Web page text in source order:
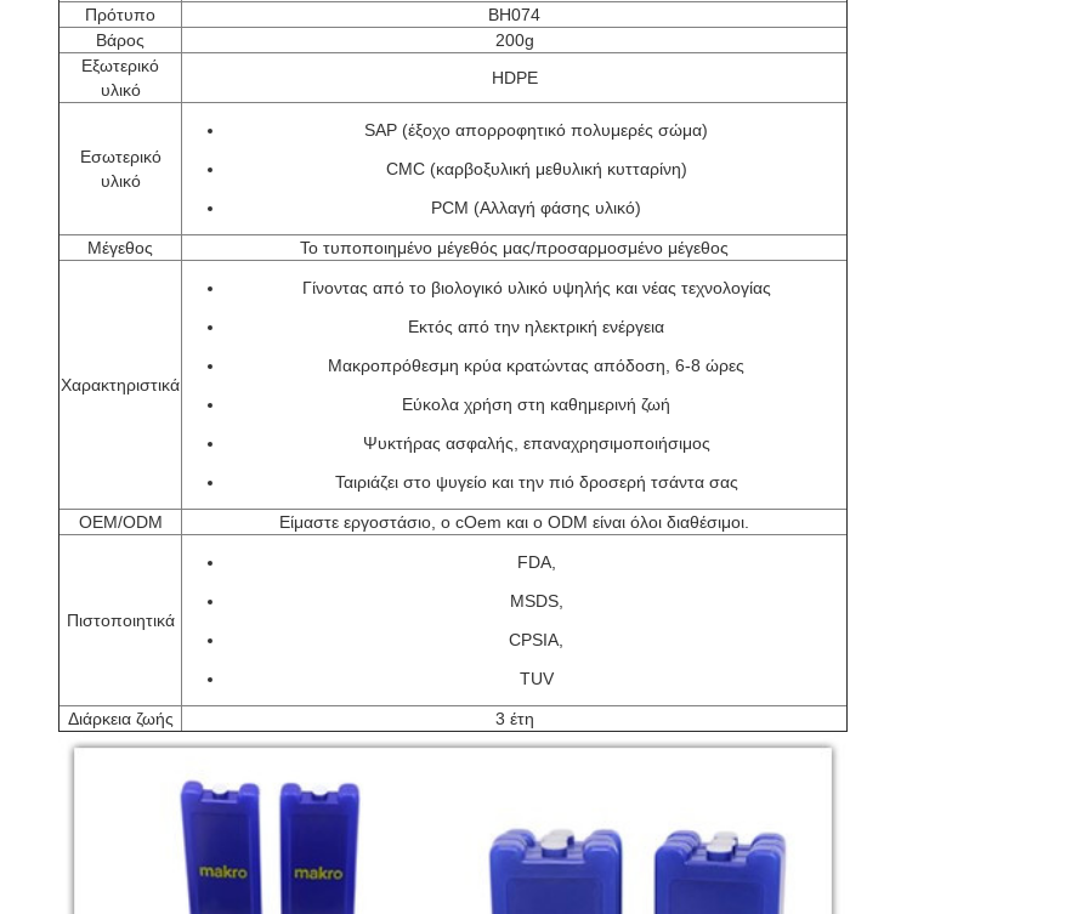
Πρότυπο
BH074
Βάρος
200g
Εξωτερικό
υλικό
HDPE
Εσωτερικό
υλικό
SAP (έξοχο απορροφητικό πολυμερές σώμα)
CMC (καρβοξυλική μεθυλική κυτταρίνη)
PCM (Αλλαγή φάσης υλικό)
Μέγεθος Το τυποποιημένο μέγεθός μας/προσαρμοσμένο μέγεθος
Χαρακτηριστικά
Γίνοντας από το βιολογικό υλικό υψηλής και νέας τεχνολογίας
Εκτός από την ηλεκτρική ενέργεια
Μακροπρόθεσμη κρύα κρατώντας απόδοση, 6-8 ώρες
Εύκολα χρήση στη καθημερινή ζωή
Ψυκτήρας ασφαλής, επαναχρησιμοποιήσιμος
Ταιριάζει στο ψυγείο και την πιό δροσερή τσάντα σας
OEM/ODM Είμαστε εργοστάσιο, ο cOem και ο ODM είναι όλοι διαθέσιμοι.
Πιστοποιητικά
FDA,
MSDS,
CPSIA,
TUV
Διάρκεια ζωής 3 έτη